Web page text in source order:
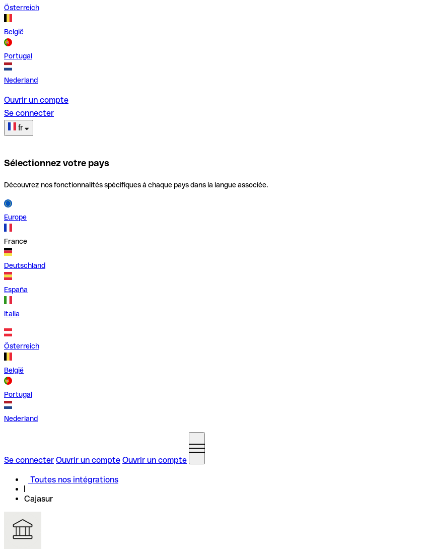
Österreich
België
Portugal
Nederland
Ouvrir un compte
Se connecter
fr
Sélectionnez votre pays
Découvrez nos fonctionnalités spécifiques à chaque pays dans la langue associée.
Europe
France
Deutschland
España
Italia
Österreich
België
Portugal
Nederland
Se connecter Ouvrir un compte Ouvrir un compte
Toutes nos intégrations
Cajasur